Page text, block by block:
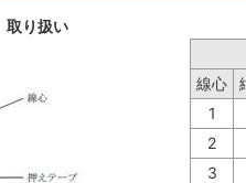
り扱い
線心
1
2
3